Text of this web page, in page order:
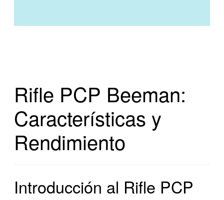
Rifle PCP Beeman:
Características y
Rendimiento
Introducción al Rifle PCP